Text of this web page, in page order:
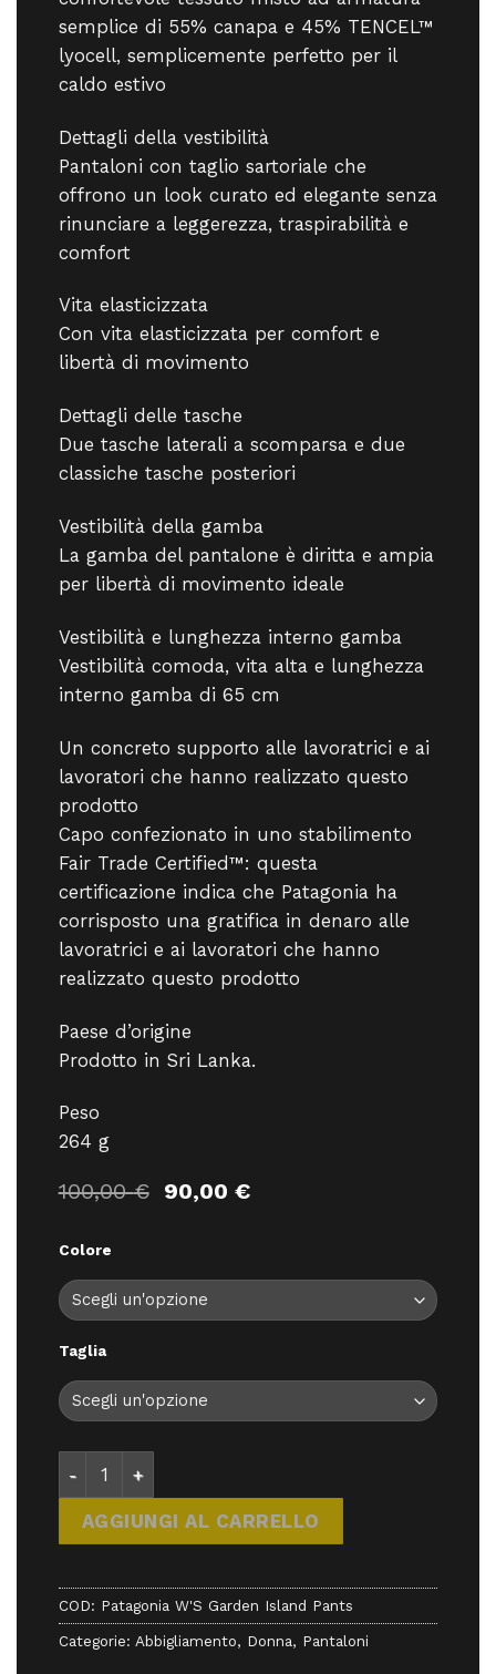
semplice di 55% canapa e 45% TENCEL™
lyocell, semplicemente perfetto per il
caldo estivo
Dettagli della vestibilità
Pantaloni con taglio sartoriale che
offrono un look curato ed elegante senza
rinunciare a leggerezza, traspirabilità e
comfort
Vita elasticizzata
Con vita elasticizzata per comfort e
libertà di movimento
Dettagli delle tasche
Due tasche laterali a scomparsa e due
classiche tasche posteriori
Vestibilità della gamba
La gamba del pantalone è diritta e ampia
per libertà di movimento ideale
Vestibilità e lunghezza interno gamba
Vestibilità comoda, vita alta e lunghezza
interno gamba di 65 cm
Un concreto supporto alle lavoratrici e ai
lavoratori che hanno realizzato questo
prodotto
Capo confezionato in uno stabilimento
Fair Trade Certified™: questa
certificazione indica che Patagonia ha
corrisposto una gratifica in denaro alle
lavoratrici e ai lavoratori che hanno
realizzato questo prodotto
Paese d’origine
Prodotto in Sri Lanka.
Peso
264 g
100,00€ Il
100,00 €.
90,00 €Il
90,00 €.
Colore
Taglia
Patagonia W'S Garden Island Pants -
AGGIUNGI AL CARRELLO
COD: Patagonia W'S Garden Island Pants
Categorie: Abbigliamento, Donna, Pantaloni